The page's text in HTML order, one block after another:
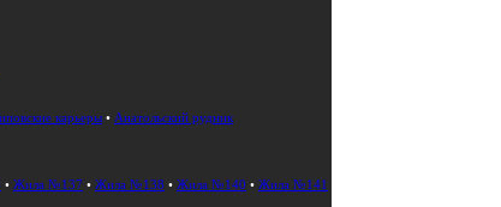
карьеры • Анатольский рудник
• Жила №137 • Жила №138 • Жила №140 • Жила №141